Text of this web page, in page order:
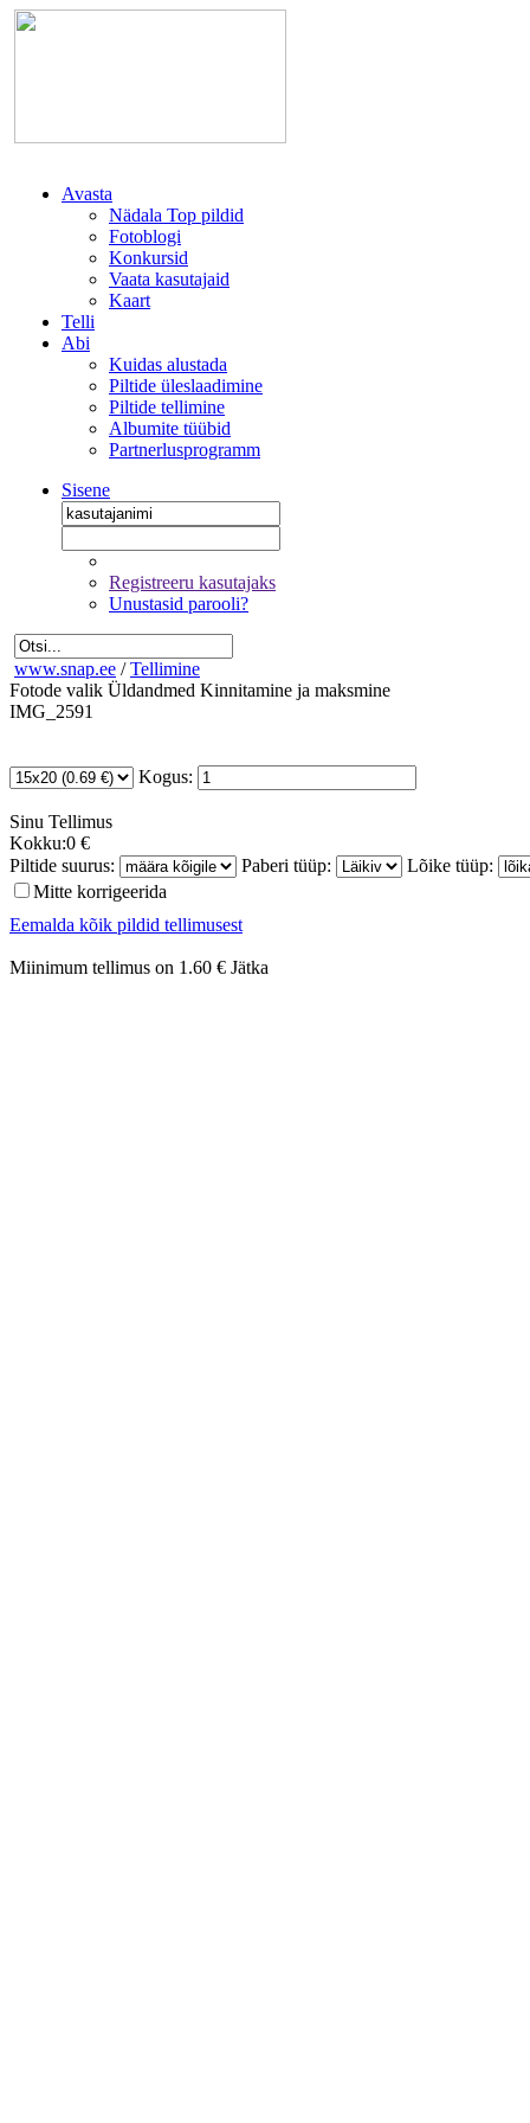
Avasta
Nädala Top pildid
Fotoblogi
Konkursid
Vaata kasutajaid
Kaart
Telli
Abi
Kuidas alustada
Piltide üleslaadimine
Piltide tellimine
Albumite tüübid
Partnerlusprogramm
Sisene
Registreeru kasutajaks
Unustasid parooli?
www.snap.ee / Tellimine
Fotode valik Üldandmed Kinnitamine ja maksmine
IMG_2591
Kogus:
Sinu Tellimus
Kokku:0 €
Piltide suurus:
Paberi tüüp:
Lõike tüüp:
Mitte korrigeerida
Eemalda kõik pildid tellimusest
Miinimum tellimus on 1.60 € Jätka